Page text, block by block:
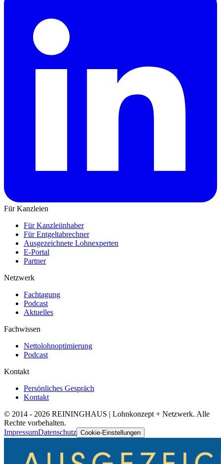
Für Kanzleien
Für Kanzleiinhaber
Für Entgeltabrechner
Ausgezeichnete Lohnexperten
E-Portal
Partner
Netzwerk
Fachtagung
Podcast
Aktuelles
Fachwissen
Nettolohnoptimierung
Podcast
Kontakt
Persönliches Gespräch
Kontakt
© 2014 - 2026 REININGHAUS | Lohnkonzept + Netzwerk. Alle
Rechte vorbehalten.
ImpressumDatenschutz Cookie-Einstellungen